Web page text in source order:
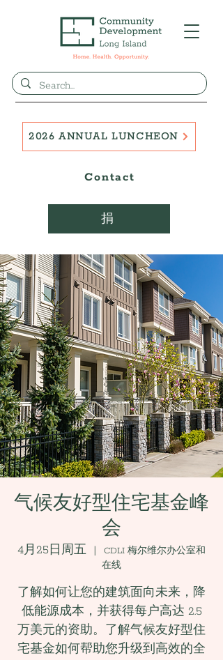
捐
Contact
2026 ANNUAL LUNCHEON
气候友好型住宅基金峰
会
4月25日周五
  |
CDLI 梅尔维尔办公室和
在线
了解如何让您的建筑面向未来，降
低能源成本，并获得每户高达 2.5
万美元的资助。了解气候友好型住
宅基金如何帮助您升级到高效的全